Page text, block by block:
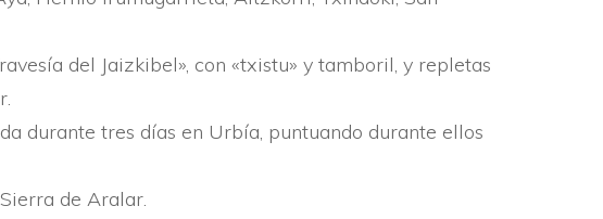
del Jaizkibel», con «txistu» y tamboril, y repletas
durante tres dí­as en Urbí­a, puntuando durante ellos
de Aralar.